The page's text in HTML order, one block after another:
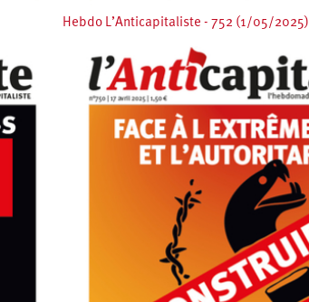
Hebdo L’Anticapitaliste - 752 (1/05/2025)